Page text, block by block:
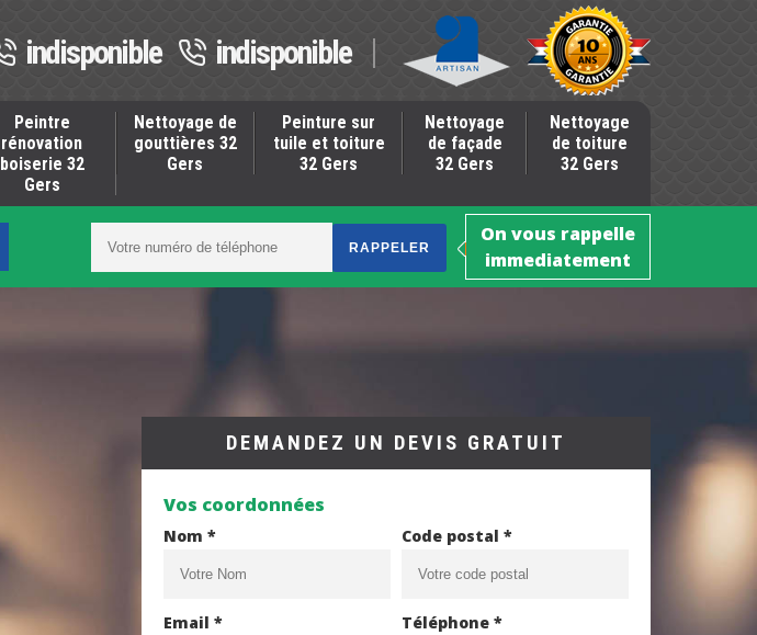
indisponible indisponible
Peintre
rénovation
boiserie 32
Gers
Nettoyage de
gouttières 32
Gers
Peinture sur
tuile et toiture
32 Gers
Nettoyage
de façade
32 Gers
Nettoyage
de toiture
32 Gers
On vous rappelle
immediatement
DEMANDEZ UN DEVIS GRATUIT
Vos coordonnées
Nom * Code postal *
Email * Téléphone *